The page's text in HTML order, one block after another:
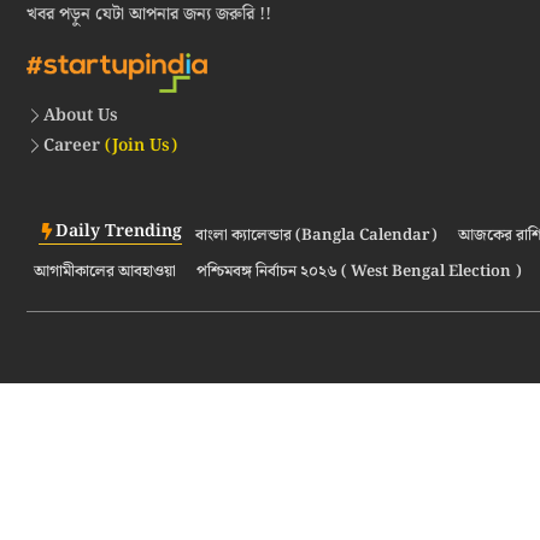
খবর পড়ুন যেটা আপনার জন্য জরুরি !!
About Us
Career(Join Us)
Daily Trending বাংলা ক্যালেন্ডার (Bangla Calendar) আজকের
আগামীকালের আবহাওয়া
পশ্চিমবঙ্গ নির্বাচন ২০২৬ ( West Bengal Election )